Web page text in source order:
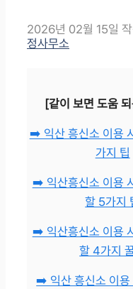
2026년 02월 15일
정사무소
[같이 보면 도움
➡️ 익산 흥신소 이용
가지 팁
➡️ 익산흥신소 이용
할 5가지
➡️ 익산흥신소 이용
할 4가지
➡️ 익산 흥신소 이용